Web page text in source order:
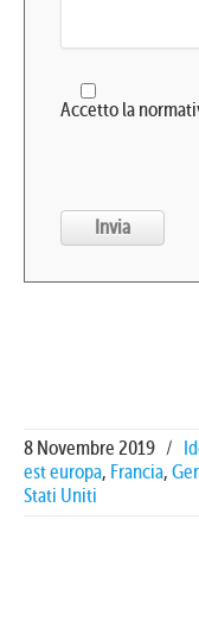
Accetto la
8 Novembre 2019 /
est europa, Francia,
Stati Uniti